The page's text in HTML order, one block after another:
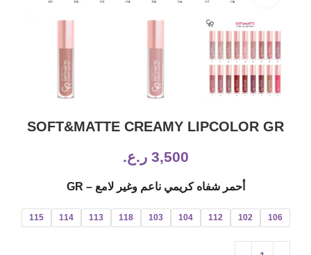
SOFT&MATTE CREAMY LIPCOLOR GR
3,500 ر.ع.
أحمر شفاه كريمي ناعم وغير لامع – GR
106
102
112
104
103
118
113
114
115